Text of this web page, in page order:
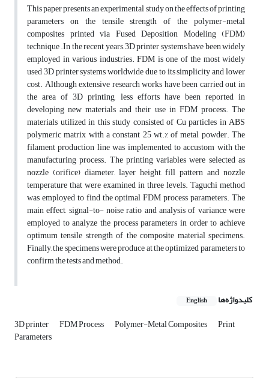
This paper presents an experimental study on the effects of printing
parameters on the tensile strength of the polymer-metal
composites printed via Fused Deposition Modeling (FDM)
technique .In the recent years, 3D printer systems have been widely
employed in various industries. FDM is one of the most widely
used 3D printer systems worldwide due to its simplicity and lower
cost. Although extensive research works have been carried out in
the area of 3D printing, less efforts have been reported in
developing new materials and their use in FDM process. The
materials utilized in this study consisted of Cu particles in ABS
polymeric matrix with a constant 25 wt.% of metal powder. The
filament production line was implemented to accustom with the
manufacturing process. The printing variables were selected as
nozzle (orifice) diameter, layer height, fill pattern and nozzle
temperature that were examined in three levels. Taguchi method
was employed to find the optimal FDM process parameters. The
main effect, signal-to- noise ratio and analysis of variance were
employed to analyze the process parameters in order to achieve
optimum tensile strength of the composite material specimens.
Finally, the specimens were produce at the optimized parameters to
confirm the tests and method.
کلیدواژه‌ها English
3D printer FDM Process Polymer-Metal Composites Print
Parameters